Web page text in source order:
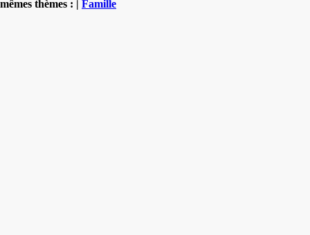
mêmes thèmes : | Famille